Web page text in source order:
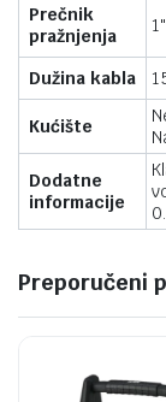
Prečnik
pražnjenja
1"
Dužina kabla
Kućište
Dodatne
informacije
Preporučeni